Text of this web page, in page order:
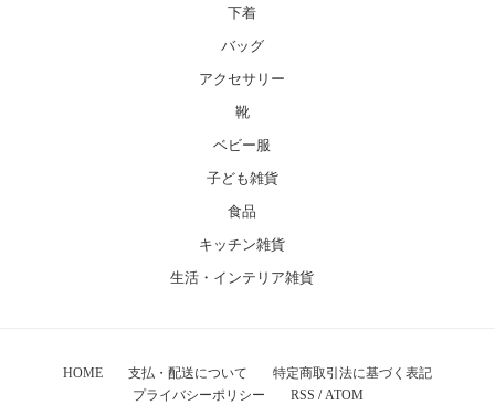
下着
バッグ
アクセサリー
靴
ベビー服
子ども雑貨
食品
キッチン雑貨
生活・インテリア雑貨
HOME 支払・配送について
特定商取引法に基づく表記
プライバシーポリシー
RSS /ATOM